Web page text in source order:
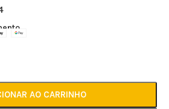
AO CARRINHO